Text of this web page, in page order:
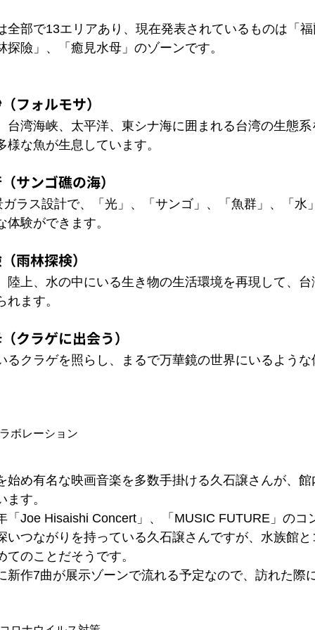
全部で13エリアあり、現在発表されているものは「
探險」、「癒見水母」のゾーンです。
フォルモサ）
台湾海峡、太平洋、東シナ海に囲まれる台湾の生態
様な魚が生息しています。
サンゴ礁の海）
ラス設計で、「光」、「サンゴ」、「魚群」、「水
体験ができます。
雨林探検）
陸上、水の中にいる生き物の生活環境を再現して、
れます。
クラゲに出会う）
るクラゲを照らし、まるで万華鏡の世界にいるよう
ボレーション
始め有名な映画音楽を多数手掛ける久石譲さんが、
ます。
「Joe Hisaishi Concert」、「MUSIC FUTURE」のコ
いつながりを持っている久石譲さんですが、水族館
てのことだそうです。
新作7曲が展示ゾーンで流れる予定なので、訪れた際